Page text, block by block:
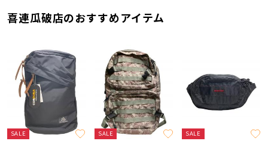
喜連瓜破店のおすすめアイテム
SALE SALE SALE